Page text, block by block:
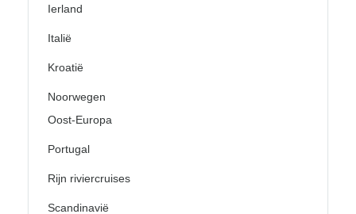
Ierland
Italië
Kroatië
Noorwegen
Oost-Europa
Portugal
Rijn riviercruises
Scandinavië